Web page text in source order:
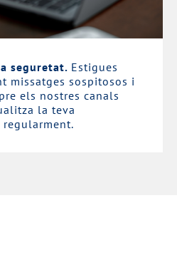
seguretat. Estigues
missatges sospitosos i
els nostres canals
la teva
regularment.